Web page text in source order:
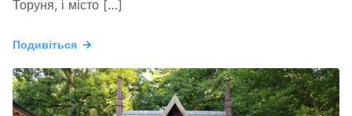
Торуня, і місто […]
Подивіться